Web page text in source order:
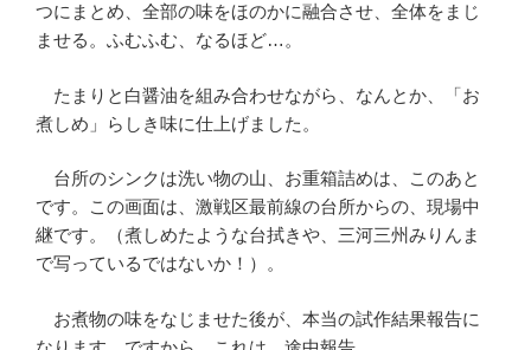
つにまとめ、全部の味をほのかに融合させ、全体をまじ
ませる。ふむふむ、なるほど…。
たまりと白醤油を組み合わせながら、なんとか、「お
煮しめ」らしき味に仕上げました。
台所のシンクは洗い物の山、お重箱詰めは、このあと
です。この画面は、激戦区最前線の台所からの、現場中
継です。（煮しめたような台拭きや、三河三州みりんま
で写っているではないか！）。
お煮物の味をなじませた後が、本当の試作結果報告に